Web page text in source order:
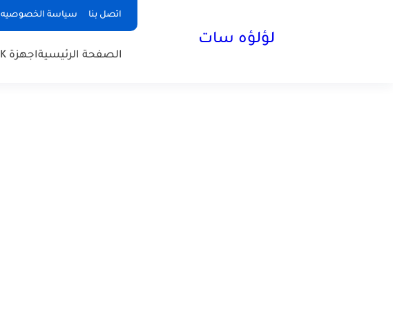
اتصل بنا سياسة الخصوصيه
لؤلؤه سات
الصفحة الرئيسيةاجهزة 4K